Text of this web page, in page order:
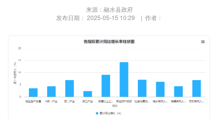
来源：融水县政府
发布日期： 2025-05-15 10:29 | 作者：